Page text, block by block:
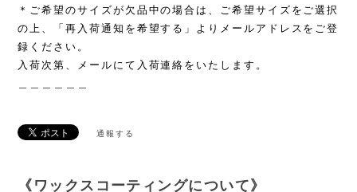
＊ご希望のサイズが欠品中の場合は、ご希望サイズをご選択
の上、「再入荷通知を希望する」よりメールアドレスをご登
録ください。
入荷次第、メールにて入荷連絡をいたします。
通報する
《ワックスコーティングについて》